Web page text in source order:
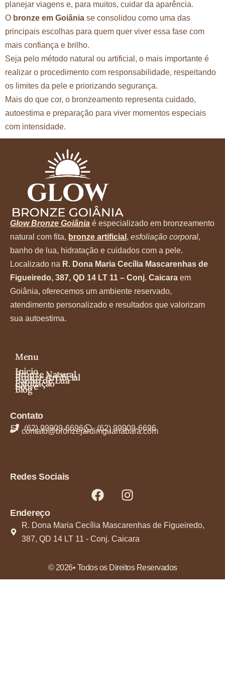
planejar viagens e, para muitos, cuidar da aparência.
O bronze em Goiânia se consolidou como uma das
principais escolhas para quem quer viver essa fase com
mais confiança e brilho.
Seja pelo método natural ou artificial, o mais importante é
realizar o procedimento com responsabilidade, respeitando
os limites da pele e priorizando segurança.
Mais do que cor, o bronzeamento representa cuidado,
autoestima e preparação para viver momentos especiais
com intensidade.
Glow Bronze Goiânia é especializado em bronzeamento
natural com fita, bronze artificial , esfoliação corporal,
banho de lua, hidratação e cuidados com a pele.
Localizado na R. Dona Maria Cecília Mascarenhas de
Figueiredo, 387, QD 14 LT 11 – Conj. Caicara em
Goiânia, oferecemos um ambiente reservado,
atendimento personalizado e resultados que valorizam
sua autoestima.
Menu
Início
Bronze Natural
Bronze Artificial
Banho de Lua
Esfoliação
Sobre
Blog
Contato
(62) 99909-6696 (62) 99909-6696
contato@bronzejardimguanabara.com​
Redes Sociais
Endereço
R. Dona Maria Cecília Mascarenhas de Figueiredo,
387, QD 14 LT 11 - Conj. Caicara
© 2026• Todos os Direitos Reservados